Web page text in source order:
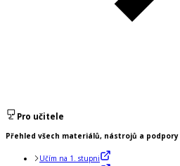
Pro učitele
Přehled všech materiálů, nástrojů a
Učím na 1. stupni